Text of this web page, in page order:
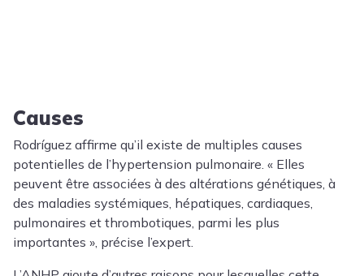
Causes
Rodríguez affirme qu’il existe de multiples causes
potentielles de l’hypertension pulmonaire. « Elles
peuvent être associées à des altérations génétiques, à
des maladies systémiques, hépatiques, cardiaques,
pulmonaires et thrombotiques, parmi les plus
importantes », précise l’expert.